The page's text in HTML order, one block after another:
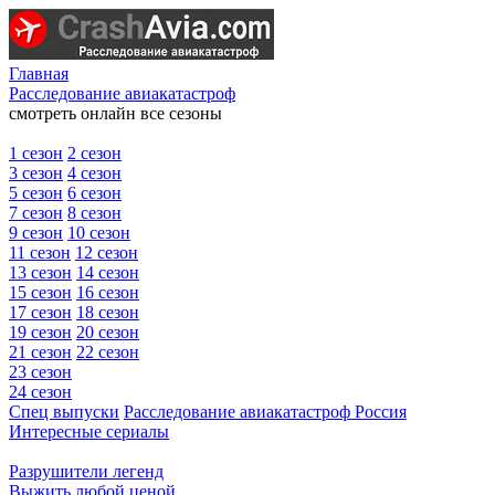
Главная
Расследование авиакатастроф
смотреть онлайн все сезоны
1 сезон 2 сезон
3 сезон 4 сезон
5 сезон 6 сезон
7 сезон 8 сезон
9 сезон 10 сезон
11 сезон 12 сезон
13 сезон 14 сезон
15 сезон 16 сезон
17 сезон 18 сезон
19 сезон 20 сезон
21 сезон 22 сезон
23 сезон
24 сезон
Спец выпуски Расследование авиакатастроф Россия
Интересные сериалы
Разрушители легенд
Выжить любой ценой